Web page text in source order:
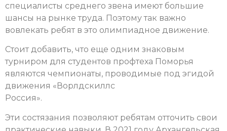
специалисты среднего звена имеют большие
шансы на рынке труда. Поэтому так важно
вовлекать ребят в это олимпиадное движение.
Стоит добавить, что еще одним знаковым
турниром для студентов профтеха Поморья
являются чемпионаты, проводимые под эгидой
движения «Ворлдскиллс
Россия».
Эти состязания позволяют ребятам отточить свои